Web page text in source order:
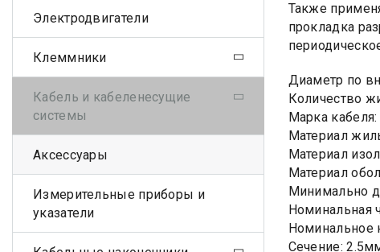
Также
прокладка
Диаметр по
Количество
Марка
Материал
Материал
Материал
Минимально
Номинальная
Номинальное
Сечение:
Электродвигатели
Клеммники
Кабель и кабеленесущие
системы
Аксессуары
Измерительные приборы и
указатели